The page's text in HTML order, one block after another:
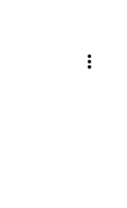
more_vert